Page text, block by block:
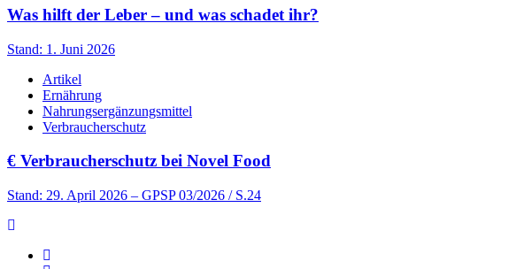
Was hilft der Leber – und was schadet ihr?
Stand: 1. Juni 2026
Artikel
Ernährung
Nahrungsergänzungsmittel
Verbraucherschutz
€ Verbraucherschutz bei Novel Food
Stand: 29. April 2026 – GPSP 03/2026 / S.24